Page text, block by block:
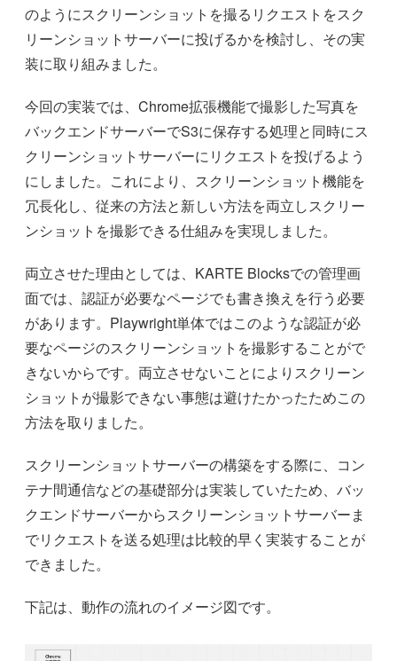
のようにスクリーンショットを撮るリクエストをスク
リーンショットサーバーに投げるかを検討し、その実
装に取り組みました。
今回の実装では、Chrome拡張機能で撮影した写真を
バックエンドサーバーでS3に保存する処理と同時にス
クリーンショットサーバーにリクエストを投げるよう
にしました。これにより、スクリーンショット機能を
冗長化し、従来の方法と新しい方法を両立しスクリー
ンショットを撮影できる仕組みを実現しました。
両立させた理由としては、KARTE Blocksでの管理画
面では、認証が必要なページでも書き換えを行う必要
があります。Playwright単体ではこのような認証が必
要なページのスクリーンショットを撮影することがで
きないからです。両立させないことによりスクリーン
ショットが撮影できない事態は避けたかったためこの
方法を取りました。
スクリーンショットサーバーの構築をする際に、コン
テナ間通信などの基礎部分は実装していたため、バッ
クエンドサーバーからスクリーンショットサーバーま
でリクエストを送る処理は比較的早く実装することが
できました。
下記は、動作の流れのイメージ図です。